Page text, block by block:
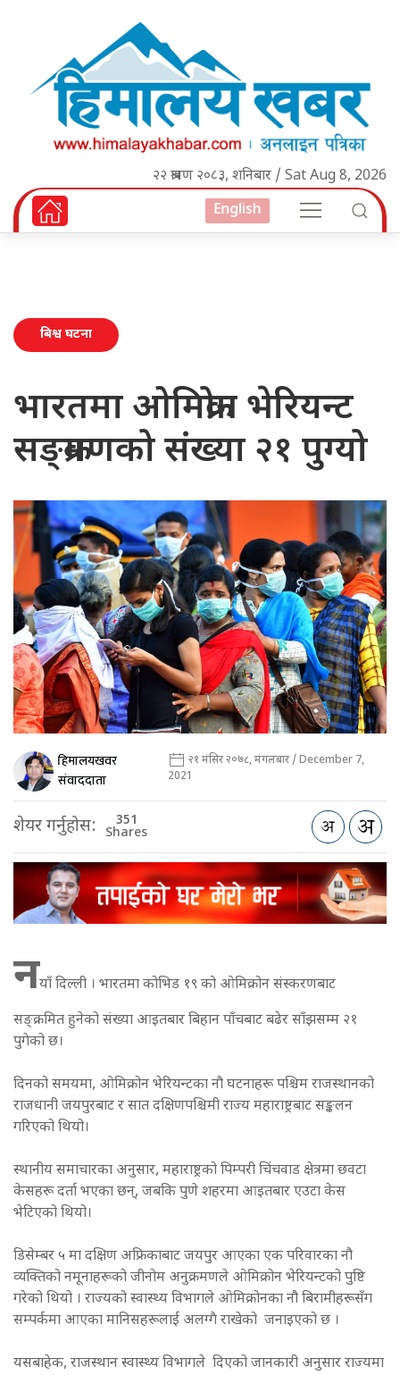
२२ श्रावण २०८३, शनिबार / Sat Aug 8, 2026
English
बिश्व घटना
भारतमा ओमिक्रोन भेरियन्ट
सङ्क्रमणको संख्या २१ पुग्यो
हिमालयखवर
संवाददाता
२१ मंसिर २०७८, मंगलबार / December 7,
2021
शेयर गर्नुहोस: 351
Shares
नयाँ दिल्ली । भारतमा कोभिड १९ को ओमिक्रोन संस्करणबाट
सङ्क्रमित हुनेको संख्या आइतबार बिहान पाँचबाट बढेर साँझसम्म २१
पुगेको छ।
दिनको समयमा, ओमिक्रोन भेरियन्टका नौ घटनाहरू पश्चिम राजस्थानको
राजधानी जयपुरबाट र सात दक्षिणपश्चिमी राज्य महाराष्ट्रबाट सङ्कलन
गरिएको थियो।
स्थानीय समाचारका अनुसार, महाराष्ट्रको पिम्परी चिंचवाड क्षेत्रमा छवटा
केसहरू दर्ता भएका छन्, जबकि पुणे शहरमा आइतबार एउटा केस
भेटिएको थियो।
डिसेम्बर ५ मा दक्षिण अफ्रिकाबाट जयपुर आएका एक परिवारका नौ
व्यक्तिको नमूनाहरूको जीनोम अनुक्रमणले ओमिक्रोन भेरियन्टको पुष्टि
गरेको थियो । राज्यको स्वास्थ्य विभागले ओमिक्रोनका नौ बिरामीहरूसँग
सम्पर्कमा आएका मानिसहरूलाई अलग्गै राखेको जनाइएको छ ।
यसबाहेक, राजस्थान स्वास्थ्य विभागले दिएको जानकारी अनुसार राज्यमा